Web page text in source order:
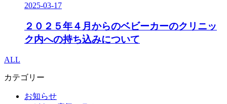
2025-03-17
２０２５年４月からのベビーカーのクリニッ
ク内への持ち込みについて
ALL
カテゴリー
お知らせ